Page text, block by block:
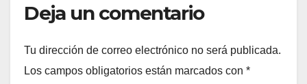
Deja un comentario
Tu dirección de correo electrónico no será publicada.
Los campos obligatorios están marcados con *